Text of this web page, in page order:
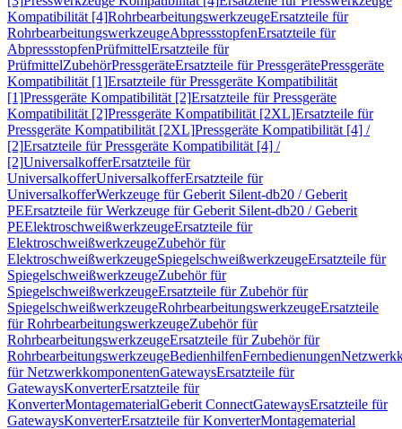
Kompatibilität [4]RohrbearbeitungswerkzeugeErsatzteile für
RohrbearbeitungswerkzeugeAbpressstopfenErsatzteile für
AbpressstopfenPrüfmittelErsatzteile für
PrüfmittelZubehörPressgeräteErsatzteile für PressgerätePressgeräte
Kompatibilität [1]Ersatzteile für Pressgeräte Kompatibilität
[1]Pressgeräte Kompatibilität [2]Ersatzteile für Pressgeräte
Kompatibilität [2]Pressgeräte Kompatibilität [2XL]Ersatzteile für
Pressgeräte Kompatibilität [2XL]Pressgeräte Kompatibilität [4] /
[2]Ersatzteile für Pressgeräte Kompatibilität [4] /
[2]UniversalkofferErsatzteile für
UniversalkofferUniversalkofferErsatzteile für
UniversalkofferWerkzeuge für Geberit Silent-db20 / Geberit
PEErsatzteile für Werkzeuge für Geberit Silent-db20 / Geberit
PEElektroschweißwerkzeugeErsatzteile für
ElektroschweißwerkzeugeZubehör für
ElektroschweißwerkzeugeSpiegelschweißwerkzeugeErsatzteile für
SpiegelschweißwerkzeugeZubehör für
SpiegelschweißwerkzeugeErsatzteile für Zubehör für
SpiegelschweißwerkzeugeRohrbearbeitungswerkzeugeErsatzteile
für RohrbearbeitungswerkzeugeZubehör für
RohrbearbeitungswerkzeugeErsatzteile für Zubehör für
RohrbearbeitungswerkzeugeBedienhilfenFernbedienungen
für NetzwerkkomponentenGatewaysErsatzteile für
GatewaysKonverterErsatzteile für
KonverterMontagematerialGeberit ConnectGatewaysErsatzteile für
GatewaysKonverterErsatzteile für KonverterMontagematerial